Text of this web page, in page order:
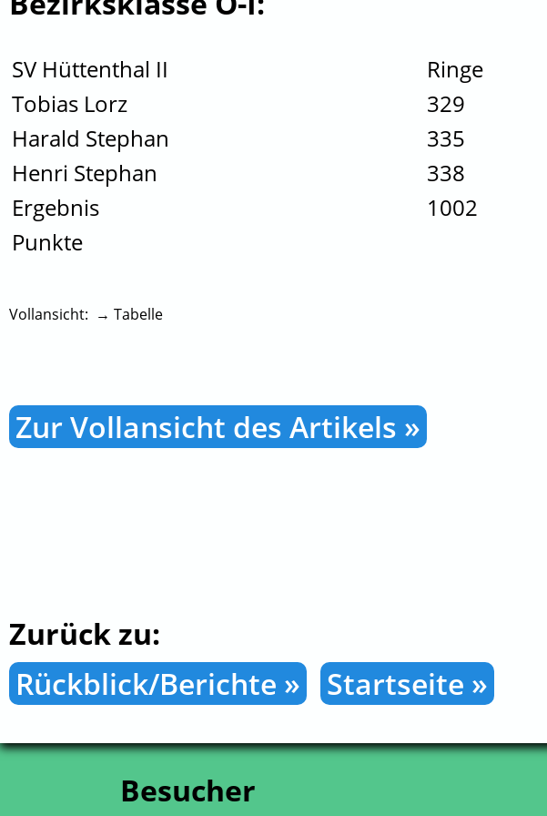
SV Hüttenthal II Ringe
Tobias Lorz
329
Harald Stephan
335
Henri Stephan
338
Ergebnis
1002
Punkte
Vollansicht: → Tabelle
Zur Vollansicht des Artikels »
Zurück zu:
Rückblick/Berichte »
Startseite »
Besucher